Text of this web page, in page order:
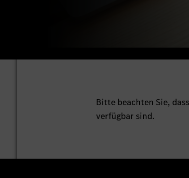
Bitte beachten Sie,
verfügbar sind.